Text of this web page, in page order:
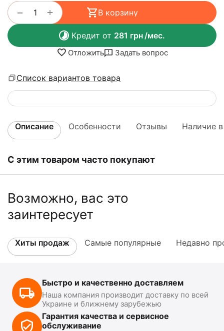
+
− В корзину
Кредит от 281 грн/мес.
Отложить Задать вопрос
Список вариантов товара
Описание Особенности Отзывы Наличие
С этим товаром часто покупают
Возможно, вас это
заинтересует
Хиты продаж Самые популярные Недавно
Быстро и качественно доставляем
Наша компания производит доставку по всей
Украине и ближнему зарубежью
Гарантия качества и сервисное
обслуживание